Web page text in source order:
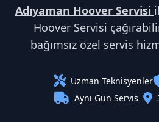
Adıyaman Hoover Servisi
Hoover Servisi
bağımsız özel servis
Uzman Teknisyenler
Aynı Gün Servis